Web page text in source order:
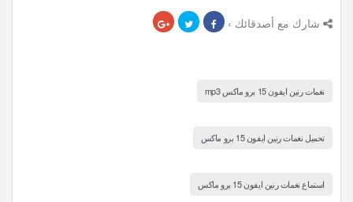
شارك مع أصدقائك ›
نغمات رنين ايفون 15 برو ماكس mp3
تحميل نغمات رنين ايفون 15 برو ماكس
استماع نغمات رنين ايفون 15 برو ماكس